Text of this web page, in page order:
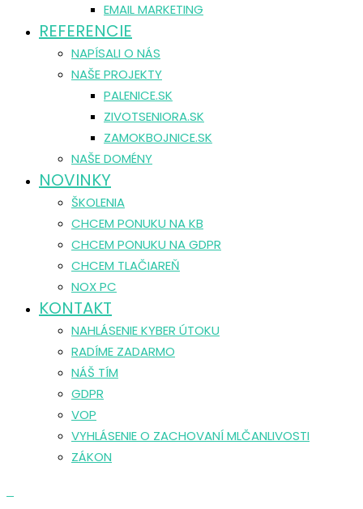
EMAIL MARKETING
REFERENCIE
NAPÍSALI O NÁS
NAŠE PROJEKTY
PALENICE.SK
ZIVOTSENIORA.SK
ZAMOKBOJNICE.SK
NAŠE DOMÉNY
NOVINKY
ŠKOLENIA
CHCEM PONUKU NA KB
CHCEM PONUKU NA GDPR
CHCEM TLAČIAREŇ
NOX PC
KONTAKT
NAHLÁSENIE KYBER ÚTOKU
RADÍME ZADARMO
NÁŠ TÍM
GDPR
VOP
VYHLÁSENIE O ZACHOVANÍ MLČANLIVOSTI
ZÁKON